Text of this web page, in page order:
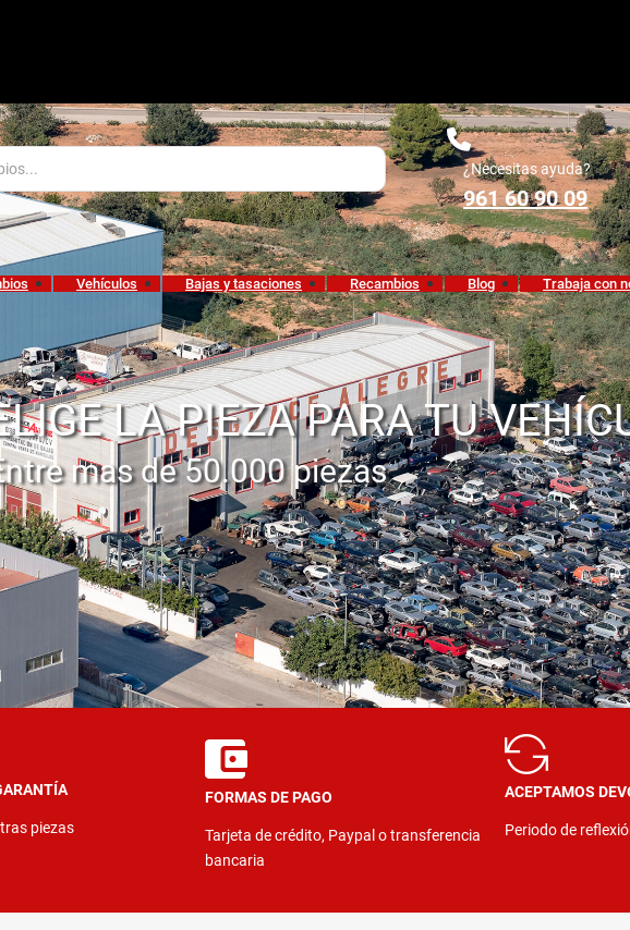
¿Necesitas ayuda?
961 60 90 09
Vehículos Bajas y tasaciones Recambios Blog Trabaja con
LA PIEZA PARA TU
mas de 50.000 piezas
piezas
FORMAS DE PAGO
Tarjeta de crédito, Paypal o transferencia
bancaria
ACEPTAMOS
Periodo de